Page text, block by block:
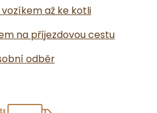
až ke kotli
na příjezdovou cestu
odběr